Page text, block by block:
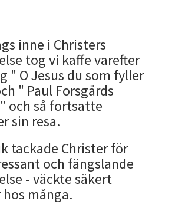
inne i Christers
tog vi kaffe varefter
" O Jesus du som fyller
" Paul Forsgårds
och så fortsatte
sin resa.
tackade Christer för
och fängslande
- väckte säkert
många.